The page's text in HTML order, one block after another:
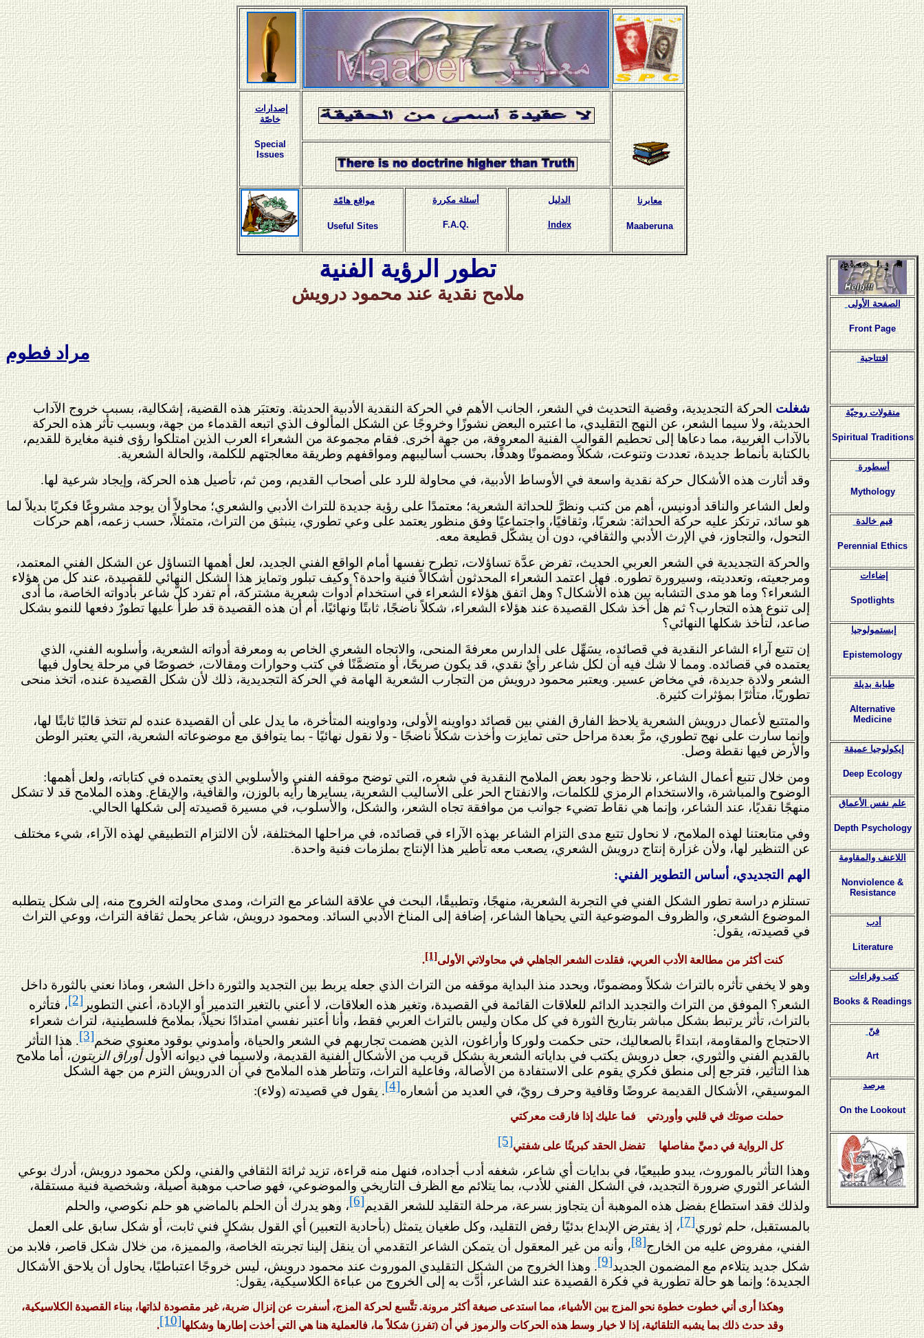
إصدارات
خاصّة
Special
Issues
مواقع هامّة
Useful Sites
أسئلة مكررة
F.A.Q.
الدليل
Index
معابرنا
Maaberuna
تطور الرؤية الفنية
ملامح نقدية عند محمود درويش
مراد فطوم
شغلتالحركة التجديدية، وقضية التحديث في الشعر، الجانب الأهم في الحركة النقدية الأدبية الحديثة. وتعتبَر هذه القضية، إشكالية، بسبب خروج الآداب
الحديثة، ولا سيما الشعر، عن النهج التقليدي، ما اعتبره البعض نشوزًا وخروجًا عن الشكل المألوف الذي اتبعه القدماء من جهة، وبسبب تأثر هذه الحركة
بالآداب الغربية، مما دعاها إلى تحطيم القوالب الفنية المعروفة، من جهة أخرى. فقام مجموعة من الشعراء العرب الذين امتلكوا رؤى فنية مغايرة للقديم،
بالكتابة بأنماط جديدة، تعددت وتنوعت، شكلاً ومضمونًا وهدفًا، بحسب أساليبهم ومواقفهم وطريقة معالجتهم للكلمة، والحالة الشعرية.
وقد أثارت هذه الأشكال حركة نقدية واسعة في الأوساط الأدبية، في محاولة للرد على أصحاب القديم، ومن ثم، تأصيل هذه الحركة، وإيجاد شرعية لها.
ولعل الشاعر والناقد أدونيس، أهم من كتب ونظرَّ للحداثة الشعرية؛ معتمدًا على رؤية جديدة للتراث الأدبي والشعري؛ محاولاً أن يوجد مشروعًا فكريًا بديلاً لما
هو سائد، ترتكز عليه حركة الحداثة: شعريًا، وثقافيًا، واجتماعيًا وفق منظور يعتمد على وعي تطوري، ينبثق من التراث، متمثلاً، حسب زعمه، أهم حركات
التحول، والتجاوز، في الإرث الأدبي والثقافي، دون أن يشكّل قطيعة معه.
والحركة التجديدية في الشعر العربي الحديث، تفرض عدَّة تساؤلات، تطرح نفسها أمام الواقع الفني الجديد، لعل أهمها التساؤل عن الشكل الفني المعتمد،
ومرجعيته، وتعدديته، وسيرورة تطوره. فهل اعتمد الشعراء المحدثون أشكالاً فنية واحدة؟ وكيف تبلور وتمايز هذا الشكل النهائي للقصيدة، عند كل من هؤلاء
الشعراء؟ وما هو مدى التشابه بين هذه الأشكال؟ وهل اتفق هؤلاء الشعراء في استخدام أدوات شعرية مشتركة، أم تفرد كلّ شاعر بأدواته الخاصة، ما أدى
إلى تنوع هذه التجارب؟ ثم هل أخذ شكل القصيدة عند هؤلاء الشعراء، شكلاً ناضجًا، ثابتًا ونهائيًا، أم أن هذه القصيدة قد طرأ عليها تطورٌ دفعها للنمو بشكل
صاعد، لتأخذ شكلها النهائي؟
إن تتبع آراء الشاعر النقدية في قصائده، يسَهِّل على الدارس معرفةَ المنحى، والاتجاه الشعري الخاص به ومعرفة أدواته الشعرية، وأسلوبه الفني، الذي
يعتمده في قصائده. ومما لا شك فيه أن لكل شاعر رأيٌ نقدي، قد يكون صريحًا، أو متضمَّنًا في كتب وحوارات ومقالات، خصوصًا في مرحلة يحاول فيها
الشعر ولادة جديدة، في مخاض عسير. ويعتبر محمود درويش من التجارب الشعرية الهامة في الحركة التجديدية، ذلك لأن شكل القصيدة عنده، اتخذ منحى
تطوريًا، متأثرًا بمؤثرات كثيرة.
والمتتبع لأعمال درويش الشعرية يلاحظ الفارق الفني بين قصائد دواوينه الأولى، ودواوينه المتأخرة، ما يدل على أن القصيدة عنده لم تتخذ قالبًا ثابتًا لها،
وإنما سارت على نهج تطوري، مرَّ بعدة مراحل حتى تمايزت وأخذت شكلاً ناضجًا - ولا نقول نهائيًا - بما يتوافق مع موضوعاته الشعرية، التي يعتبر الوطن
والأرض فيها نقطة وصل.
ومن خلال تتبع أعمال الشاعر، نلاحظ وجود بعض الملامح النقدية في شعره، التي توضح موقفه الفني والأسلوبي الذي يعتمده في كتاباته، ولعل أهمها:
الوضوح والمباشرة، والاستخدام الرمزي للكلمات، والانفتاح الحر على الأساليب الشعرية، يسايرها رأيه بالوزن، والقافية، والإيقاع. وهذه الملامح قد لا تشكل
منهجًا نقديًا، عند الشاعر، وإنما هي نقاط تضيء جوانب من موافقة تجاه الشعر، والشكل، والأسلوب، في مسيرة قصيدته إلى شكلها الحالي.
وفي متابعتنا لهذه الملامح، لا نحاول تتبع مدى التزام الشاعر بهذه الآراء في قصائده، في مراحلها المختلفة، لأن الالتزام التطبيقي لهذه الآراء، شيء مختلف
عن التنظير لها، ولأن غزارة إنتاج درويش الشعري، يصعب معه تأطير هذا الإنتاج بملزمات فنية واحدة.
الهم التجديدي، أساس التطوير الفني:
تستلزم دراسة تطور الشكل الفني في التجربة الشعرية، منهجًا، وتطبيقًا، البحث في علاقة الشاعر مع التراث، ومدى محاولته الخروج منه، إلى شكل يتطلبه
الموضوع الشعري، والظروف الموضوعية التي يحياها الشاعر، إضافة إلى المناخ الأدبي السائد. ومحمود درويش، شاعر يحمل ثقافة التراث، ووعي التراث
في قصيدته، يقول:
كنت أكثر من مطالعة الأدب العربي، فقلدت الشعر الجاهلي في محاولاتي الأولى[1]
.
وهو لا يخفي تأثره بالتراث شكلاً ومضمونًا، ويحدد منذ البداية موقفه من التراث الذي جعله يربط بين التجديد والثورة داخل الشعر، وماذا نعني بالثورة داخل
الشعر؟ الموفق من التراث والتجديد الدائم للعلاقات القائمة في القصيدة، وتغير هذه العلاقات، لا أعني بالتغير التدمير أو الإبادة، أعني التطوير[2]، فتأثره
بالتراث، تأثر يرتبط بشكل مباشر بتاريخ الثورة في كل مكان وليس بالتراث العربي فقط، وأنا أعتبر نفسي امتدادًا نحيلاً، بملامحَ فلسطينية، لتراث شعراء
الاحتجاج والمقاومة، ابتداءً بالصعاليك، حتى حكمت ولوركا وأراغون، الذين هضمت تجاربهم في الشعر والحياة، وأمدوني بوقود معنوي ضخم[3]
.هذا التأثر
بالقديم الفني والثوري، جعل درويش يكتب في بداياته الشعرية بشكل قريب من الأشكال الفنية القديمة، ولاسيما في ديوانه الأولأوراق الزيتون، أما ملامح
هذا التأثير، فترجع إلى منطق فكري يقوم على الاستفادة من الأصالة، وفاعلية التراث، وتتأطر هذه الملامح في أن الدرويش التزم من جهة الشكل
الموسيقي، الأشكال القديمة عروضًا وقافية وحرف رويّ، في العديد من أشعاره[4]
.يقول في قصيدته (ولاء):
حملت صوتك في قلبي وأوردتي فما عليك إذا فارقت معركتي
كل الرواية في دميِّ مفاصلها تفضل الحقد كبريتًا على شفتي[5]
وهذا التأثر بالموروث، يبدو طبيعيًا، في بدايات أي شاعر، شغفه أدب أجداده، فنهل منه قراءة، تزيد ثرائهَ الثقافي والفني، ولكن محمود درويش، أدرك بوعي
الشاعر الثوري ضرورة التجديد، في الشكل الفني للأدب، بما يتلائم مع الظرف التاريخي والموضوعي، فهو صاحب موهبة أصيلة، وشخصية فنية مستقلة،
ولذلك فقد استطاع بفضل هذه الموهبة أن يتجاوز بسرعة، مرحلة التقليد للشعر القديم[6]، وهو يدرك أن الحلم بالماضي هو حلم نكوصي، والحلم
بالمستقبل، حلم ثوري[7]، إذ يفترض الإبداع بدئيًا رفض التقليد، وكل طغيان يتمثل (بأحادية التعبير) أي القول بشكلٍ فني ثابت، أو شكل سابق على العمل
الفني، مفروض عليه من الخارج[8]، وأنه من غير المعقول أن يتمكن الشاعر التقدمي أن ينقل إلينا تجربته الخاصة، والمميزة، من خلال شكل قاصر، فلابد من
شكل جديد يتلاءم مع المضمون الجديد[9]. وهذا الخروج من الشكل التقليدي الموروث عند محمود درويش، ليس خروجًا اعتباطيًا، يحاول أن يلاحق الأشكال
الجديدة؛ وإنما هو حالة تطورية في فكرة القصيدة عند الشاعر، أدَّت به إلى الخروج من عباءة الكلاسيكية، يقول:
وهكذا أرى أني خطوت خطوة نحو المزج بين الأشياء، مما استدعى صيغة أكثر مرونة. تتَّسع لحركة المزج، أسفرت عن إنزال ضربة، غير مقصودة لذاتها، ببناء القصيدة الكلاسيكية،
وقد حدث ذلك بما يشبه التلقائية، إذا لا خيار وسط هذه الحركات والرموز في أن (تفرز) شكلاً ما، فالعملية هنا هي التي أخذت إطارها وشكلها[10]
.
الصفحة الأولى
Front Page
افتتاحية
منقولات روحيّة
Spiritual Traditions
أسطورة
Mythology
قيم خالدة
Perennial Ethics
إضاءات
Spotlights
إبستمولوجيا
Epistemology
طبابة بديلة
Alternative
Medicine
إيكولوجيا عميقة
Deep Ecology
علم نفس الأعماق
Depth Psychology
اللاعنف والمقاومة
Nonviolence &
Resistance
أدب
Literature
كتب وقراءات
Books & Readings
فنّ
Art
مرصد
On the Lookout